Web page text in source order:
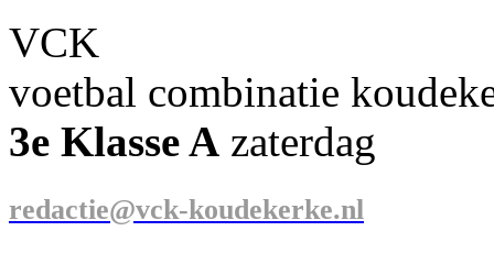
VCK
voetbal combinatie
3e Klasse A zaterdag
redactie@vck-koudekerke.nl